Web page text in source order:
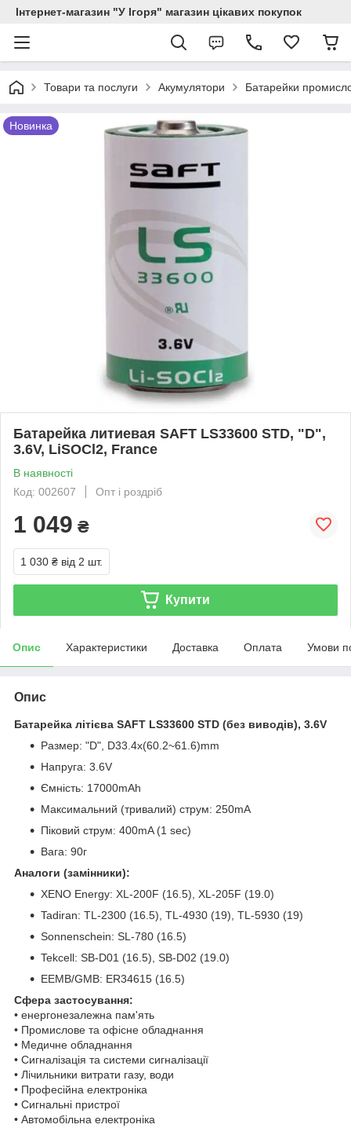
Інтернет-магазин "У Ігоря" магазин цікавих покупок
Товари та послуги Акумулятори Батарейки
Новинка
Батарейка литиевая SAFT LS33600 STD, "D",
3.6V, LiSOCl2, France
В наявності
Код: 002607
Опт і роздріб
1 049 ₴
1 030 ₴ від 2 шт.
Купити
Опис Характеристики Доставка Оплата Умови
Опис
Батарейка літієва SAFT LS33600 STD (без виводів), 3.6V
Размер: "D", D33.4x(60.2~61.6)mm
Напруга: 3.6V
Ємність: 17000mAh
Максимальний (тривалий) струм: 250mA
Піковий струм: 400mA (1 sec)
Вага: 90г
Аналоги (замінники):
XENO Energy: XL-200F (16.5), XL-205F (19.0)
Tadiran: TL-2300 (16.5), TL-4930 (19), TL-5930 (19)
Sonnenschein: SL-780 (16.5)
Tekcell: SB-D01 (16.5), SB-D02 (19.0)
EEMB/GMB: ER34615 (16.5)
Сфера застосування:
• енергонезалежна пам'ять
• Промислове та офісне обладнання
• Медичне обладнання
• Сигналізація та системи сигналізації
• Лічильники витрати газу, води
• Професійна електроніка
• Сигнальні пристрої
• Автомобільна електроніка